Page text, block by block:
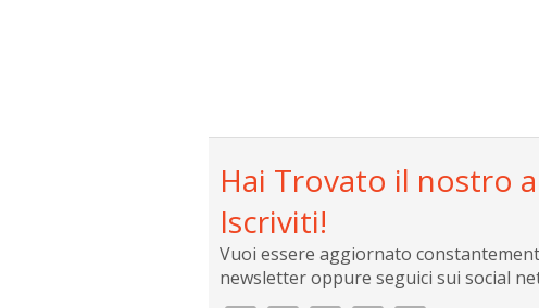
Hai Trovato il nostro
Iscriviti!
Vuoi essere aggiornato
newsletter oppure seguici sui social